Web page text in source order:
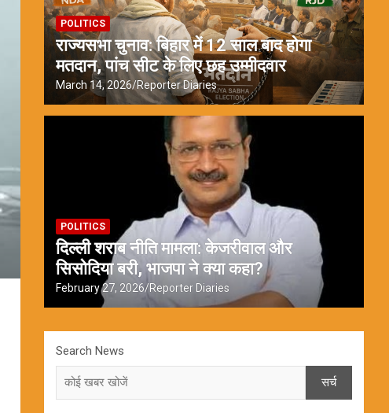
POLITICS
राज्यसभा चुनाव: बिहार में 12 साल बाद होगा
मतदान, पांच सीट के लिए छह उम्मीदवार
March 14, 2026 Reporter Diaries
POLITICS
दिल्ली शराब नीति मामला: केजरीवाल और
सिसोदिया बरी, भाजपा ने क्या कहा?
February 27, 2026 Reporter Diaries
Search News
सर्च